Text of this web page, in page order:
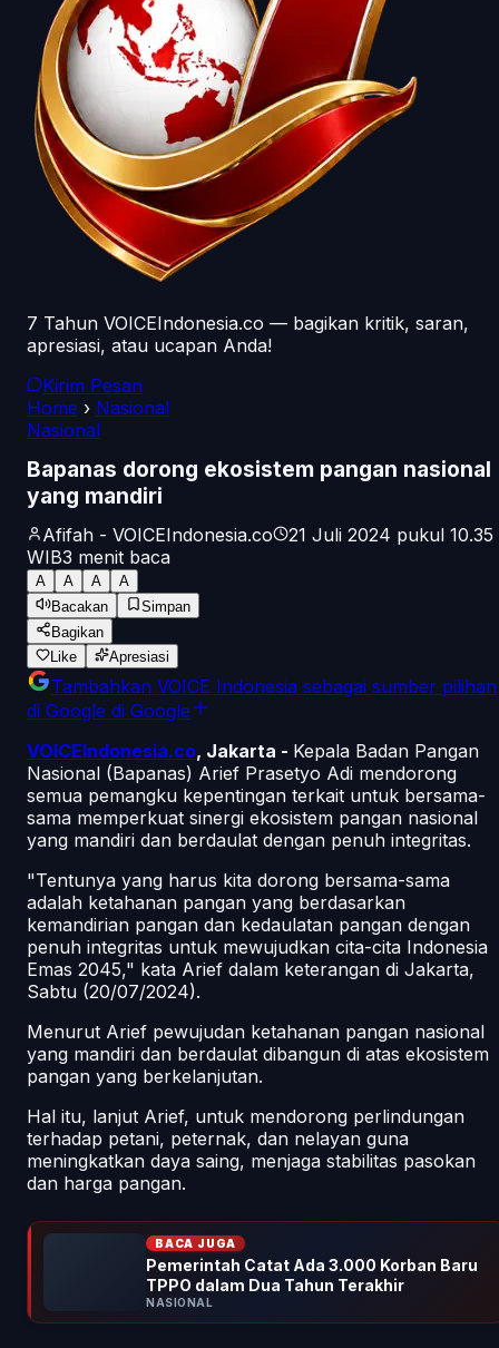
7 Tahun VOICEIndonesia.co — bagikan kritik, saran,
apresiasi, atau ucapan Anda!
Kirim Pesan
Home › Nasional
Nasional
Bapanas dorong ekosistem pangan nasional
yang mandiri
Afifah - VOICEIndonesia.co
21 Juli 2024 pukul 10.35
WIB3 menit baca
A A A
A
Bacakan
Simpan
Bagikan
Like
Apresiasi
Tambahkan VOICE Indonesia sebagai sumber pilihan
di Google di Google
VOICEIndonesia.co, Jakarta - Kepala Badan Pangan
Nasional (Bapanas) Arief Prasetyo Adi mendorong
semua pemangku kepentingan terkait untuk bersama-
sama memperkuat sinergi ekosistem pangan nasional
yang mandiri dan berdaulat dengan penuh integritas.
"Tentunya yang harus kita dorong bersama-sama
adalah ketahanan pangan yang berdasarkan
kemandirian pangan dan kedaulatan pangan dengan
penuh integritas untuk mewujudkan cita-cita Indonesia
Emas 2045," kata Arief dalam keterangan di Jakarta,
Sabtu (20/07/2024).
Menurut Arief pewujudan ketahanan pangan nasional
yang mandiri dan berdaulat dibangun di atas ekosistem
pangan yang berkelanjutan.
Hal itu, lanjut Arief, untuk mendorong perlindungan
terhadap petani, peternak, dan nelayan guna
meningkatkan daya saing, menjaga stabilitas pasokan
dan harga pangan.
BACA JUGA
Pemerintah Catat Ada 3.000 Korban Baru
TPPO dalam Dua Tahun Terakhir
NASIONAL